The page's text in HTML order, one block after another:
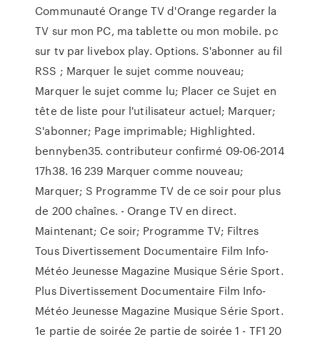
Communauté Orange TV d'Orange regarder la
TV sur mon PC, ma tablette ou mon mobile. pc
sur tv par livebox play. Options. S'abonner au fil
RSS ; Marquer le sujet comme nouveau;
Marquer le sujet comme lu; Placer ce Sujet en
tête de liste pour l'utilisateur actuel; Marquer;
S'abonner; Page imprimable; Highlighted.
bennyben35. contributeur confirmé ‎09-06-2014
17h38. 16 239 Marquer comme nouveau;
Marquer; S Programme TV de ce soir pour plus
de 200 chaînes. - Orange TV en direct.
Maintenant; Ce soir; Programme TV; Filtres
Tous Divertissement Documentaire Film Info-
Météo Jeunesse Magazine Musique Série Sport.
Plus Divertissement Documentaire Film Info-
Météo Jeunesse Magazine Musique Série Sport.
1e partie de soirée 2e partie de soirée 1 - TF1 20